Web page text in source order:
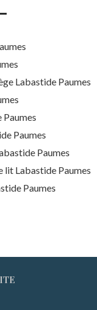
Labastide Paumes
Paumes
Paumes
lit Labastide Paumes
Paumes